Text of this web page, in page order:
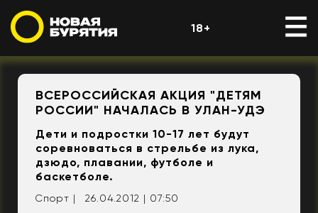
18+
ВСЕРОССИЙСКАЯ АКЦИЯ "ДЕТЯМ
РОССИИ" НАЧАЛАСЬ В УЛАН-УДЭ
Дети и подростки 10-17 лет будут
соревноваться в стрельбе из лука,
дзюдо, плавании, футболе и
баскетболе.
Спорт | 26.04.2012 | 07:50